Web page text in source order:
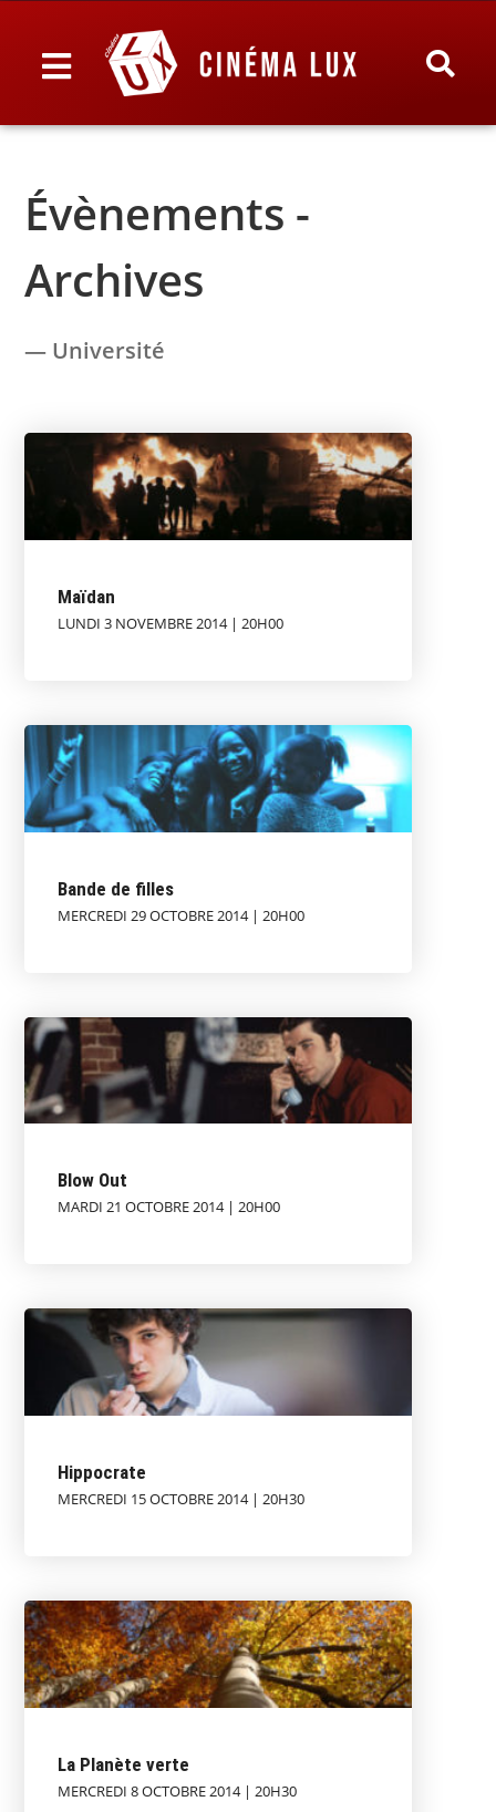
Évènements -
Archives
— Université
Maïdan
LUNDI 3 NOVEMBRE 2014 | 20H00
Bande de filles
MERCREDI 29 OCTOBRE 2014 | 20H00
Blow Out
MARDI 21 OCTOBRE 2014 | 20H00
Hippocrate
MERCREDI 15 OCTOBRE 2014 | 20H30
La Planète verte
MERCREDI 8 OCTOBRE 2014 | 20H30